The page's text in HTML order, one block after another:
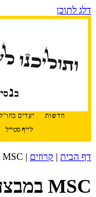
דלג לתוכן
ותוליכנו
בנ
חדשות יעדים
לייף סטייל
דף הבית | קרוזים | MSC במבצע 30% הנחה לשבוע בלבד